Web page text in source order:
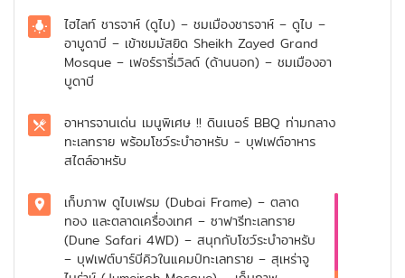
ไฮไลท์ ชารจาห์ (ดูไบ) – ชมเมืองชารจาห์ – ดูไบ –
อาบูดาบี – เข้าชมมัสยิด Sheikh Zayed Grand
Mosque – เฟอร์รารี่เวิลด์ (ด้านนอก) – ชมเมืองอา
บูดาบี
อาหารจานเด่น เมนูพิเศษ !! ดินเนอร์ BBQ ท่ามกลาง
ทะเลทราย พร้อมโชว์ระบำอาหรับ - บุฟเฟต์อาหาร
สไตล์อาหรับ
เก็บภาพ ดูไบเฟรม (Dubai Frame) – ตลาด
ทอง และตลาดเครื่องเทศ – ซาฟารีทะเลทราย
(Dune Safari 4WD) – สนุกกับโชว์ระบำอาหรับ
– บุฟเฟต์บาร์บีคิวในแคมป์ทะเลทราย – สุเหร่าจู